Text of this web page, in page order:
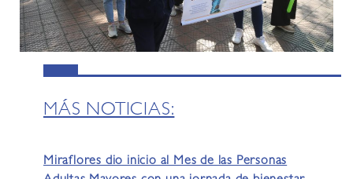
MÁS NOTICIAS:
Miraflores dio inicio al Mes de las Personas